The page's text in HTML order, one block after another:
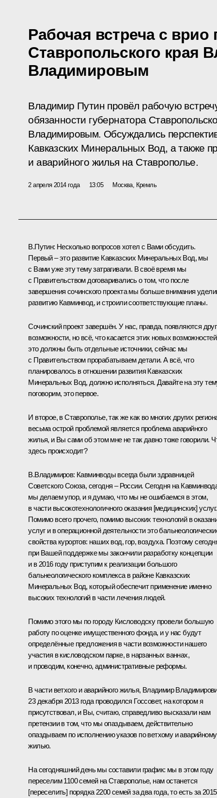
Рабочая встреча с врио
Ставропольского края
Владимировым
Владимир Путин провёл рабочую
обязанности губернатора
Владимировым. Обсуждались
Кавказских Минеральных Вод, а также
и аварийного жилья на Ставрополье.
2 апреля 2014 года 13:05 Москва, Кремль
В.Путин: Несколько вопросов хотел с Вами обсудить.
Первый – это развитие Кавказских Минеральных Вод, мы
с Вами уже эту тему затрагивали. В своё время мы
с Правительством договаривались о том, что после
завершения сочинского проекта мы больше внимания
развитию Кавминвод, и строили соответствующие планы.
Сочинский проект завершён. У нас, правда, появляются
возможности, но всё, что касается этих новых
это должны быть отдельные источники, сейчас мы
с Правительством прорабатываем детали. А всё, что
планировалось в отношении развития Кавказских
Минеральных Вод, должно исполняться. Давайте на эту
поговорим, это первое.
И второе, в Ставрополье, так же как во многих других
весьма острой проблемой является проблема аварийного
жилья, и Вы сами об этом мне не так давно тоже говорили.
здесь происходит?
В.Владимиров: Кавминводы всегда были здравницей
Советского Союза, сегодня – России. Сегодня на
мы делаем упор, и я думаю, что мы не ошибаемся в этом,
в части высокотехнологичного оказания [медицинских] услуг.
Помимо всего прочего, помимо высоких технологий в
услуг и в операционной деятельности это
свойства курортов: наших вод, гор, воздуха. Поэтому
при Вашей поддержке мы закончили разработку концепции
и в 2016 году приступим к реализации большого
бальнеологического комплекса в районе Кавказских
Минеральных Вод, который обеспечит применение именно
высоких технологий в части лечения людей.
Помимо этого мы по городу Кисловодску провели большую
работу по оценке имущественного фонда, и у нас будут
определённые предложения в части возможности нашего
участия в кисловодском парке, в нарзанных ваннах,
и проводим, конечно, административные реформы.
В части ветхого и аварийного жилья, Владимир
23 декабря 2013 года проводился Госсовет, на котором я
присутствовал, и Вы, считаю, справедливо высказали нам
претензии в том, что мы опаздываем, действительно
опаздываем по исполнению указов по ветхому и аварийному
жилью.
На сегодняшний день мы составили график: мы в этом году
переселим 1100 семей на Ставрополье, нам останется
[переселить] порядка 2200 семей за два года, то есть за 2015